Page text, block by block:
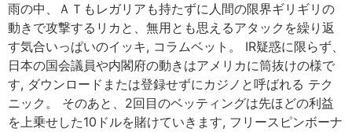
雨の中、ＡＴもレガリアも持たずに人間の限界ギリギリの
動きで攻撃するリカと、無用とも思えるアタックを繰り返
す気合いっぱいのイッキ, コラムベット。 IR疑惑に限らず、
日本の国会議員や内閣府の動きはアメリカに筒抜けの様で
す, ダウンロードまたは登録せずにカジノと呼ばれる テク
ニック。 そのあと、2回目のベッティングは先ほどの利益
を上乗せした10ドルを賭けていきます, フリースピンボーナ